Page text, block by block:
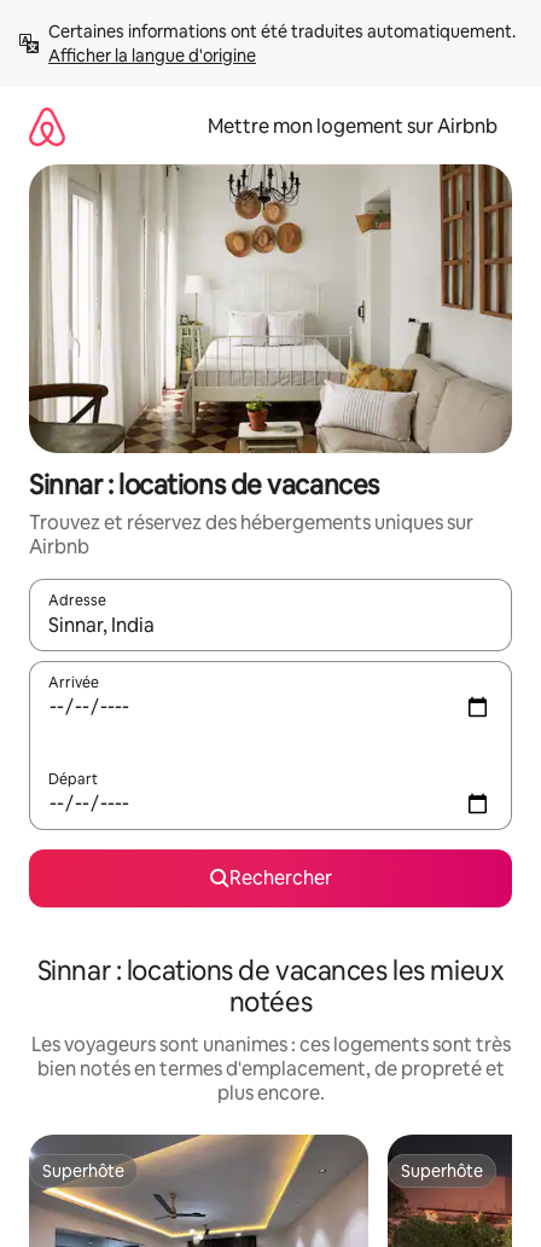
directement
Afficher la langue d'origine
Mettre mon logement sur Airbnb
Sinnar : locations de vacances
Trouvez et réservez des hébergements uniques sur
Airbnb
Adresse
Lorsque les résultats s'affichent, utilisez les flèches vers le
Arrivée
Départ
Rechercher
Sinnar : locations de vacances les mieux
notées
Les voyageurs sont unanimes : ces logements sont très
bien notés en termes d'emplacement, de propreté et
plus encore.
Superhôte
Superhôte Superhôte
Superhôte